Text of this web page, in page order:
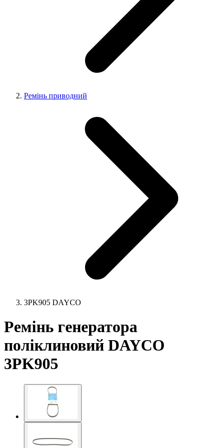
Ремінь приводний
3PK905 DAYCO
Ремінь генератора
поліклиновий DAYCO
3PK905